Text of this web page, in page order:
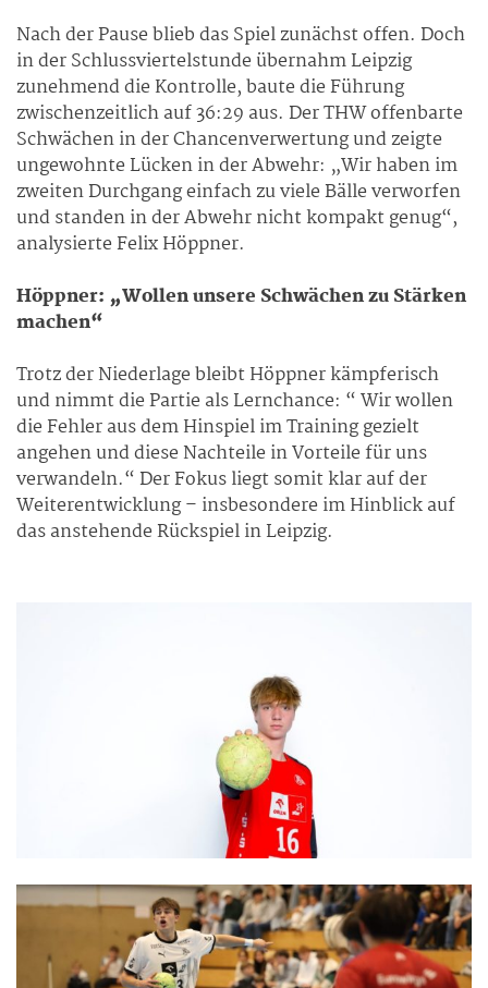
Nach der Pause blieb das Spiel zunächst offen. Doch
in der Schlussviertelstunde übernahm Leipzig
zunehmend die Kontrolle, baute die Führung
zwischenzeitlich auf 36:29 aus. Der THW offenbarte
Schwächen in der Chancenverwertung und zeigte
ungewohnte Lücken in der Abwehr: „Wir haben im
zweiten Durchgang einfach zu viele Bälle verworfen
und standen in der Abwehr nicht kompakt genug“,
analysierte Felix Höppner.
Höppner: „Wollen unsere Schwächen zu Stärken
machen“
Trotz der Niederlage bleibt Höppner kämpferisch
und nimmt die Partie als Lernchance: “ Wir wollen
die Fehler aus dem Hinspiel im Training gezielt
angehen und diese Nachteile in Vorteile für uns
verwandeln.“ Der Fokus liegt somit klar auf der
Weiterentwicklung – insbesondere im Hinblick auf
das anstehende Rückspiel in Leipzig.